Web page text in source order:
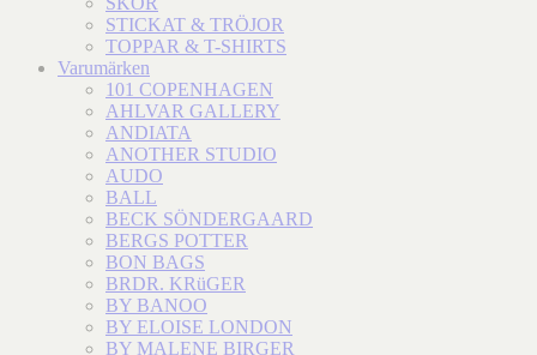
STICKAT & TRÖJOR
TOPPAR & T-SHIRTS
Varumärken
101 COPENHAGEN
AHLVAR GALLERY
ANDIATA
ANOTHER STUDIO
AUDO
BALL
BECK SÖNDERGAARD
BERGS POTTER
BON BAGS
BRDR. KRüGER
BY BANOO
BY ELOISE LONDON
BY MALENE BIRGER